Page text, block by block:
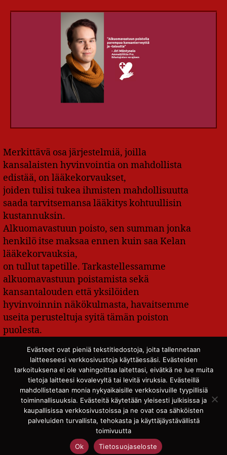
Merkittävä osa järjestelmiä, joilla
kansalaisten hyvinvointia on mahdollista
edistää, on lääkekorvaukset,
joiden tulisi tukea ihmisten mahdollisuutta
saada tarvitsemansa lääkitys kohtuullisin
kustannuksin.
Alkuomavastuun poisto, sen summan jonka
henkilö itse maksaa ennen kuin saa Kelan
lääkekorvauksia,
on tullut tapetille. Tarkastellessamme
alkuomavastuun poistamista sekä
kansantalouden että yksilöiden
hyvinvoinnin näkökulmasta, havaitsemme
useita perusteltuja syitä tämän poiston
puolesta.
Avainsanat
alkuomavastuu,kansantalous,kansanterveys,
yhteiskuntarauha
© 2026SKP:n sote-ryhmä
Tietosuojaseloste
Ylös
Evästeet ovat pieniä tekstitiedostoja, joita tallennetaan
laitteeseesi verkkosivustoja käyttäessäsi. Evästeiden
tarkoituksena ei ole vahingoittaa laitettasi, eivätkä ne lue muita
tietoja laitteesi kovalevyltä tai levitä viruksia. Evästeillä
mahdollistetaan monia nykyaikaisille verkkosivuille tyypillisiä
toiminnallisuuksia. Evästeitä käytetään yleisesti julkisissa ja
kaupallisissa verkkosivustoissa ja ne ovat osa sähköisten
palveluiden turvallista, tehokasta ja käyttäjäystävällistä
toimivuutta
Ok
Tietosuojaseloste